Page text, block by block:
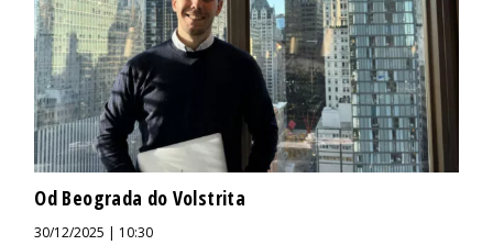
Od Beograda do Volstrita
30/12/2025 | 10:30